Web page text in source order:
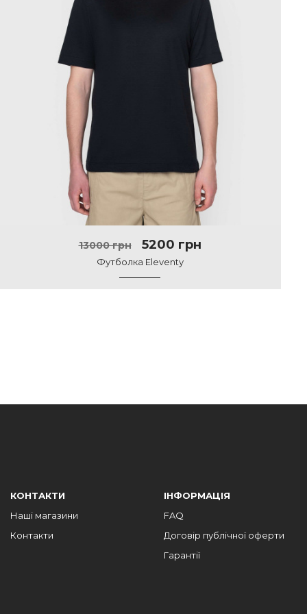
13000 грн 5200 грн
Футболка Eleventy
КОНТАКТИ
Наші магазини
Контакти
ІНФОРМАЦІЯ
FAQ
Договір публічної оферти
Гарантії